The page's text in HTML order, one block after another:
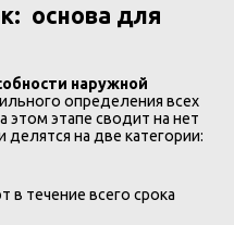
основа для
наружной
определения всех
этом этапе сводит на нет
на две категории:
в течение всего срока